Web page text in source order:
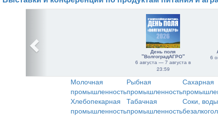
День поля
"ВолгоградАГРО"
6 августа — 7 августа в
23:59
6
Молочная
промышленность
Рыбная
промышленность
Сахарная
Хлебопекарная
промышленность
Табачная
промышленность
Соки,